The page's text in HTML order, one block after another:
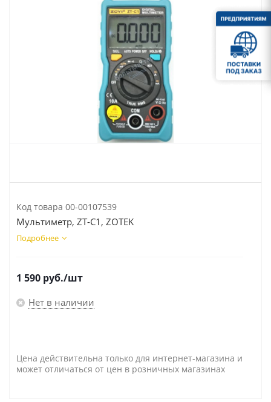
Код товара 00-00107539
Мультиметр, ZT-C1, ZOTEK
Подробнее
1 590 руб./шт
Нет в наличии
Цена действительна только для интернет-магазина и
может отличаться от цен в розничных магазинах